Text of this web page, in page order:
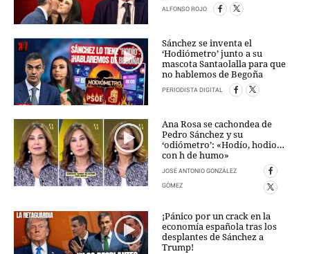
ALFONSO ROJO
Sánchez se inventa el
‘Hodiómetro’ junto a su
mascota Santaolalla para que
no hablemos de Begoña
PERIODISTA DIGITAL
Ana Rosa se cachondea de
Pedro Sánchez y su
‘odiómetro’: «Hodío, hodio…
con h de humo»
JOSÉ ANTONIO GONZÁLEZ
GÓMEZ
¡Pánico por un crack en la
economía española tras los
desplantes de Sánchez a
Trump!